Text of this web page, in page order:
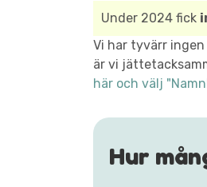
Under 2024 fick
Vi har tyvärr
är vi
här och välj
Hur